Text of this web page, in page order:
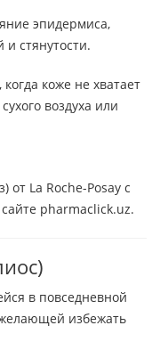
эпидермиса,
стянутости.
коже не хватает
воздуха или
от La Roche-Posay с
pharmaclick.uz.
в повседневной
избежать